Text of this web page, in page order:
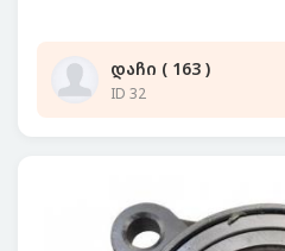
დაჩი ( 163 )
ID 32